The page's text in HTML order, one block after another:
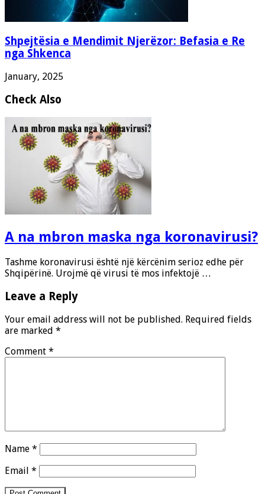
Shpejtësia e Mendimit Njerëzor: Befasia e Re
nga Shkenca
January, 2025
Check Also
A na mbron maska nga koronavirusi?
Tashme koronavirusi është një kërcënim serioz edhe për
Shqipërinë. Urojmë që virusi të mos infektojë …
Leave a Reply
Your email address will not be published. Required fields
are marked *
Comment *
Name *
Email *